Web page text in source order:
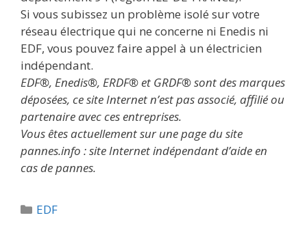
Si vous subissez un problème isolé sur votre
réseau électrique qui ne concerne ni Enedis ni
EDF, vous pouvez faire appel à un électricien
indépendant.
EDF®, Enedis®, ERDF® et GRDF® sont des marques
déposées, ce site Internet n’est pas associé, affilié ou
partenaire avec ces entreprises.
Vous êtes actuellement sur une page du site
pannes.info : site Internet indépendant d’aide en
cas de pannes.
Catégories
EDF